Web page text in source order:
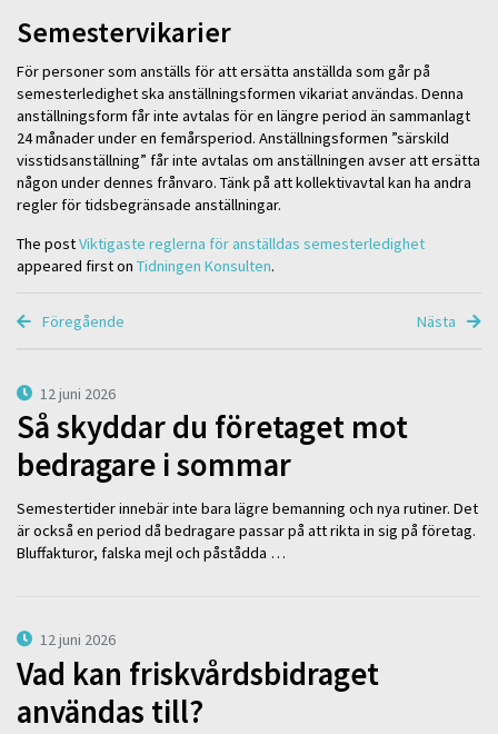
Semestervikarier
För personer som anställs för att ersätta anställda som går på
semesterledighet ska anställningsformen vikariat användas. Denna
anställningsform får inte avtalas för en längre period än sammanlagt
24 månader under en femårsperiod. Anställningsformen ”särskild
visstidsanställning” får inte avtalas om anställningen avser att ersätta
någon under dennes frånvaro. Tänk på att kollektivavtal kan ha andra
regler för tidsbegränsade anställningar.
The postViktigaste reglerna för anställdas semesterledighet
appeared first on Tidningen Konsulten.
Föregående Nästa
12 juni 2026
Så skyddar du företaget mot
bedragare i sommar
Semestertider innebär inte bara lägre bemanning och nya rutiner. Det
är också en period då bedragare passar på att rikta in sig på företag.
Bluffakturor, falska mejl och påstådda …
12 juni 2026
Vad kan friskvårdsbidraget
användas till?